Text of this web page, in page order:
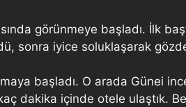
görünmeye başladı. İlk
sonra iyice soluklaşarak
başladı. O arada Günei
dakika içinde otele ulaştık.